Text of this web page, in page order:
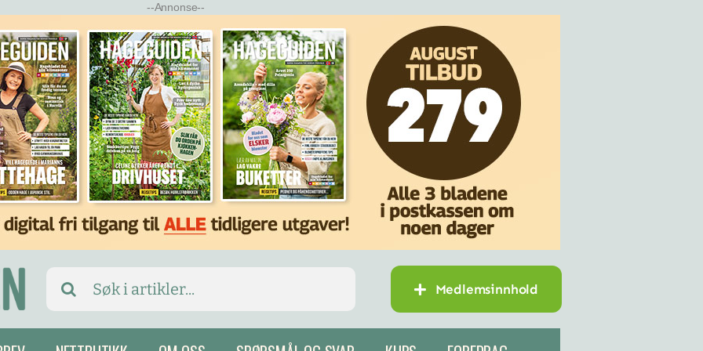
--Annonse--
Search
for:
Medlemsinnhold